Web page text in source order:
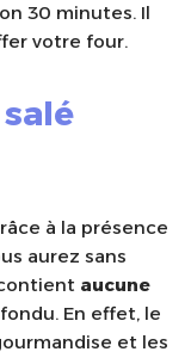
30 minutes. Il
votre four.
à la présence
aurez sans
aucune
En effet, le
et les